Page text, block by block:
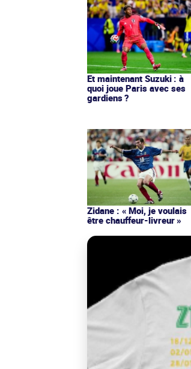
Et maintenant Suzuki : à
quoi joue Paris avec ses
gardiens ?
Zidane : « Moi, je voulais
être chauffeur-livreur »